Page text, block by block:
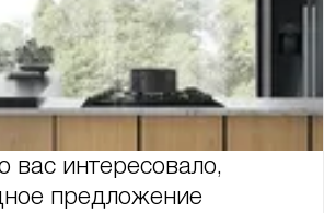
интересовало,
предложение